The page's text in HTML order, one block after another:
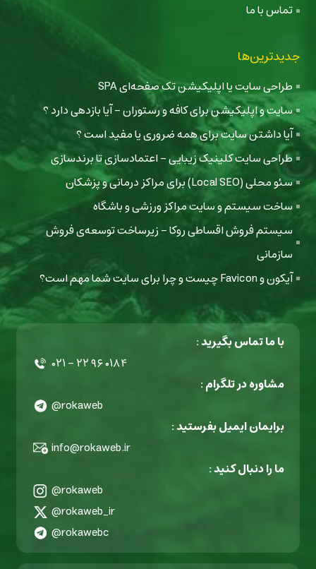
تماس با ما
جدیدترین‌ها
طراحی سایت یا اپلیکیشن تک صفحه‌ای SPA
سایت و اپلیکیشن برای کافه و رستوران - آیا بازدهی دارد ؟
آیا داشتن سایت برای همه ضروری یا مفید است ؟
طراحی سایت کلینیک زیبایی - اعتمادسازی تا برندسازی
سئو محلی (Local SEO) برای مراکز درمانی و پزشکان
ساخت سیستم و سایت مراکز ورزشی و باشگاه
سیستم فروش اقساطی روکا - زیرساخت توسعه‌ی فروش
سازمانی
آیکون و Favicon چیست و چرا برای سایت شما مهم است؟
با ما تماس بگیرید :
۰۲۱ - ۲۲ ۹۶ ۰۱۸۴
مشاوره در تلگرام :
@rokaweb
برایمان ایمیل بفرستید :
info@rokaweb.ir
ما را دنبال کنید :
@rokaweb
@rokaweb_ir
@rokawebc